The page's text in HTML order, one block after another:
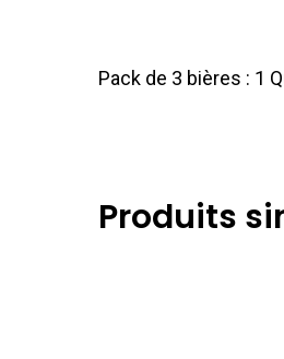
Pack de 3 bières : 1
Produits